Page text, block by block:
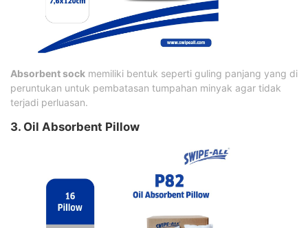
Absorbent sock memiliki bentuk seperti guling panjang yang di
peruntukan untuk pembatasan tumpahan minyak agar tidak
terjadi perluasan.
3. Oil Absorbent Pillow